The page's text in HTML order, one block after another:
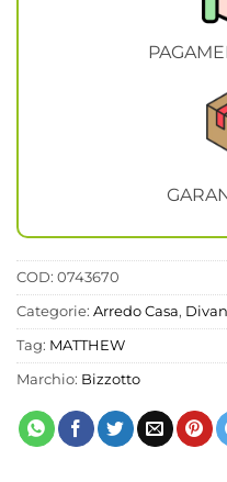
COD: 0743670
Categorie: Arredo Casa,
Tag: MATTHEW
Marchio: Bizzotto